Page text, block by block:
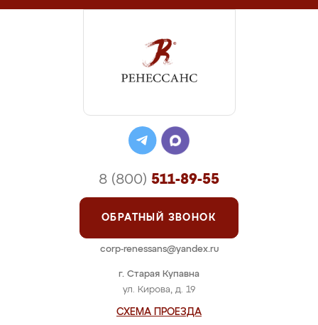
г. Старая Купавна
ул. Кирова, д. 19
СХЕМА ПРОЕЗДА
8 (800) 511-89-55
ОБРАТНЫЙ ЗВОНОК
corp-renessans@yandex.ru